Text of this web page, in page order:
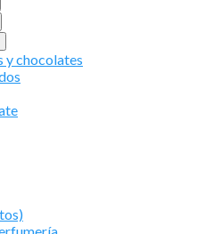
y chocolates